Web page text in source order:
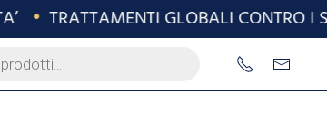
• TRATTAMENTI GLOBALI CONTRO I